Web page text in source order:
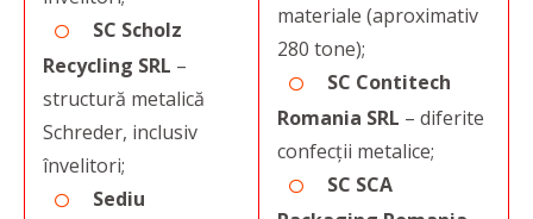
SC Scholz
Recycling SRL –
structură metalică
Schreder, inclusiv
învelitori;
Sediu
materiale (aproximativ
280 tone);
SC Contitech
Romania SRL – diferite
confecții metalice;
SC SCA